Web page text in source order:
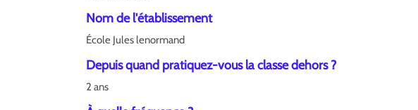
Nom de l'établissement
École Jules lenormand
Depuis quand pratiquez-vous la classe dehors ?
2 ans